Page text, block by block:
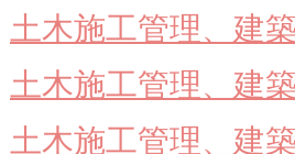
土木施工管理、建
土木施工管理、建
土木施工管理、建